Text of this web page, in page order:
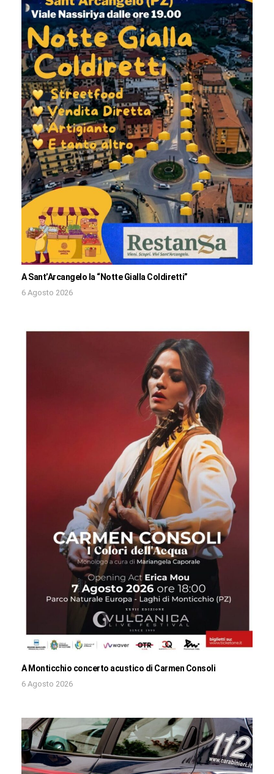
A Sant’Arcangelo la “Notte Gialla Coldiretti”
6 Agosto 2026
A Monticchio concerto acustico di Carmen Consoli
6 Agosto 2026